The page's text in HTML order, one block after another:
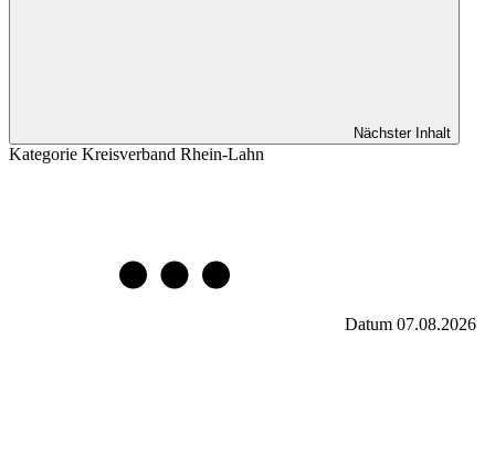
Nächster Inhalt
Kategorie Kreisverband Rhein-Lahn
Datum 07.08.2026